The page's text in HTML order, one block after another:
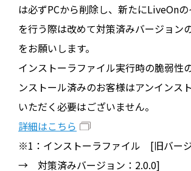
は必ずPCから削除し、新たにLiveOn
を行う際は改めて対策済みバージョン
をお願いします。
インストーラファイル実行時の脆弱性
ンストール済みのお客様はアンインス
いただく必要はございません。
詳細はこちら
※1：インストーラファイル [旧バー
→ 対策済みバージョン：2.0.0]